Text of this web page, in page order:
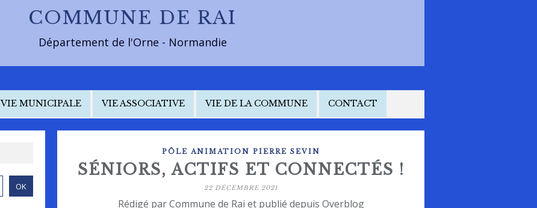
COMMUNE DE RAI
Département de l'Orne - Normandie
VIE MUNICIPALE VIE ASSOCIATIVE VIE DE LA COMMUNE CONTACT
PÔLE ANIMATION PIERRE SEVIN
SÉNIORS, ACTIFS ET CONNECTÉS !
22 DÉCEMBRE 2021
Rédigé par Commune de Rai et publié depuis Overblog